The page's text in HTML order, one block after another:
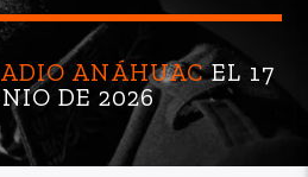
ANÁHUACEL 17
DE 2026